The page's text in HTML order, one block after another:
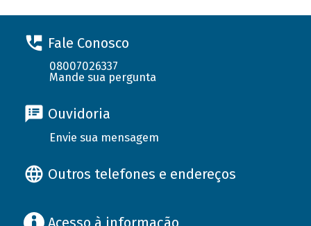
Fale Conosco
08007026337
Mande sua pergunta
Ouvidoria
Envie sua mensagem
Outros telefones e endereços